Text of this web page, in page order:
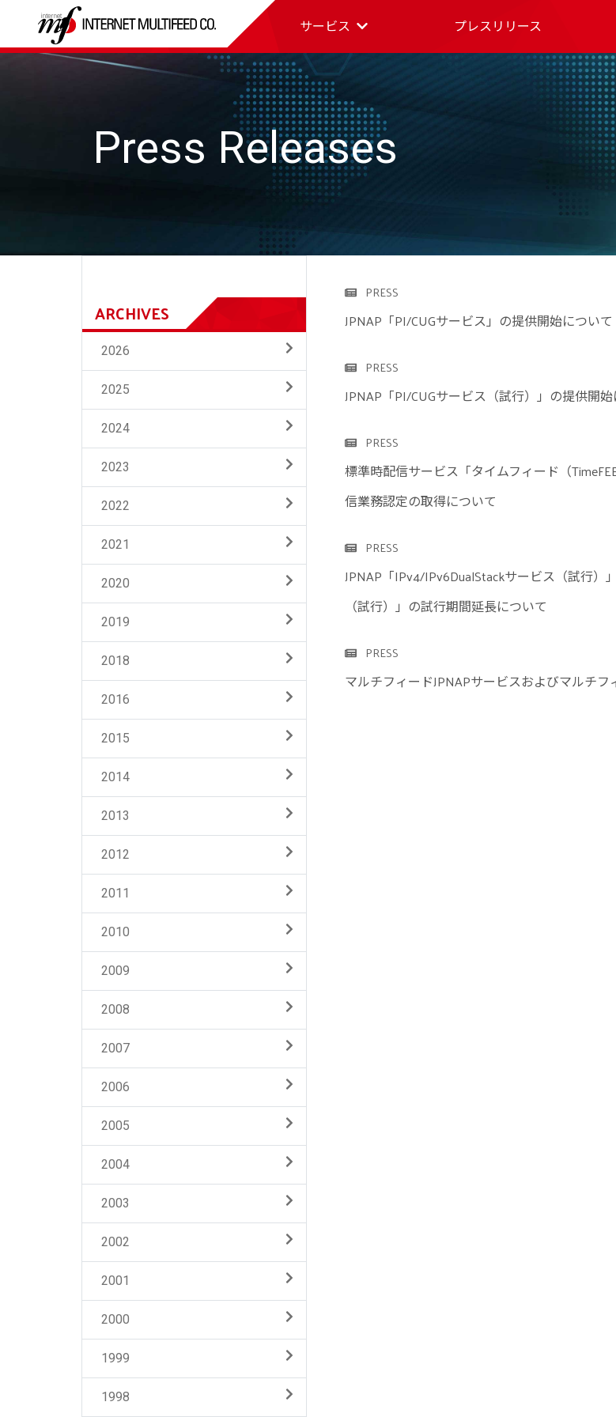
サービス プレスリリース
Press Releases
ARCHIVES
2026
2025
2024
2023
2022
2021
2020
2019
2018
2016
2015
2014
2013
2012
2011
2010
2009
2008
2007
2006
2005
2004
2003
2002
2001
2000
1999
1998
PRESS
JPNAP「PI/CUGサービス」の提供開始について
PRESS
JPNAP「PI/CUGサービス（試行）」の提供開
PRESS
標準時配信サービス「タイムフィード（
信業務認定の取得について
PRESS
JPNAP「IPv4/IPv6DualStackサービス（試行
（試行）」の試行期間延長について
PRESS
マルチフィードJPNAPサービスおよびマルチ